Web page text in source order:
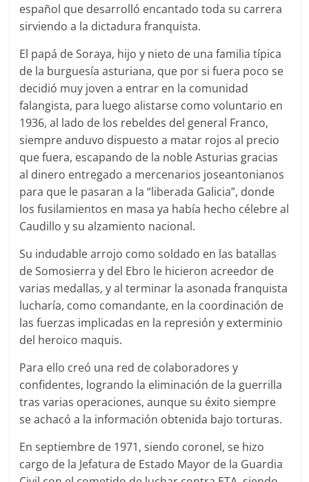
español que desarrolló encantado toda su carrera
sirviendo a la dictadura franquista.
El papá de Soraya, hijo y nieto de una familia típica
de la burguesía asturiana, que por si fuera poco se
decidió muy joven a entrar en la comunidad
falangista, para luego alistarse como voluntario en
1936, al lado de los rebeldes del general Franco,
siempre anduvo dispuesto a matar rojos al precio
que fuera, escapando de la noble Asturias gracias
al dinero entregado a mercenarios joseantonianos
para que le pasaran a la “liberada Galicia”, donde
los fusilamientos en masa ya había hecho célebre al
Caudillo y su alzamiento nacional.
Su indudable arrojo como soldado en las batallas
de Somosierra y del Ebro le hicieron acreedor de
varias medallas, y al terminar la asonada franquista
lucharía, como comandante, en la coordinación de
las fuerzas implicadas en la represión y exterminio
del heroico maquis.
Para ello creó una red de colaboradores y
confidentes, logrando la eliminación de la guerrilla
tras varias operaciones, aunque su éxito siempre
se achacó a la información obtenida bajo torturas.
En septiembre de 1971, siendo coronel, se hizo
cargo de la Jefatura de Estado Mayor de la Guardia